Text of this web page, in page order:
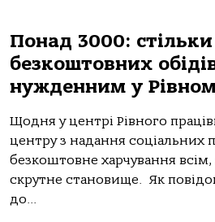
Понад 3000: стільки
безкоштовних
нужденним у
Щодня у центрі Рівного
центру з надання соціальних
безкоштовне харчування
скрутне становище. Як
до...